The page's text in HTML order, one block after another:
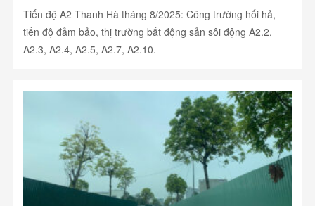
Tiến độ A2 Thanh Hà tháng 8/2025: Công trường hối hả,
tiến độ đảm bảo, thị trường bất động sản sôi động A2.2,
A2.3, A2.4, A2.5, A2.7, A2.10.